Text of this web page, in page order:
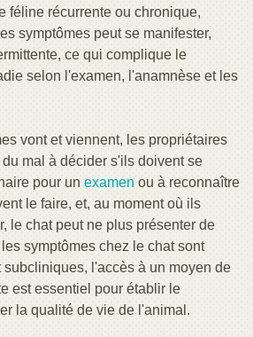
féline récurrente ou chronique,
symptômes peut se manifester,
ce qui complique le
selon l'examen, l'anamnèse et les
vont et viennent, les propriétaires
mal à décider s'ils doivent se
pour un examen ou à reconnaître
le faire, et, au moment où ils
le chat peut ne plus présenter de
symptômes chez le chat sont
subcliniques, l'accès à un moyen de
est essentiel pour établir le
la qualité de vie de l'animal.